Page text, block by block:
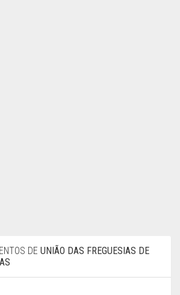
DE UNIÃO DAS FREGUESIAS DE